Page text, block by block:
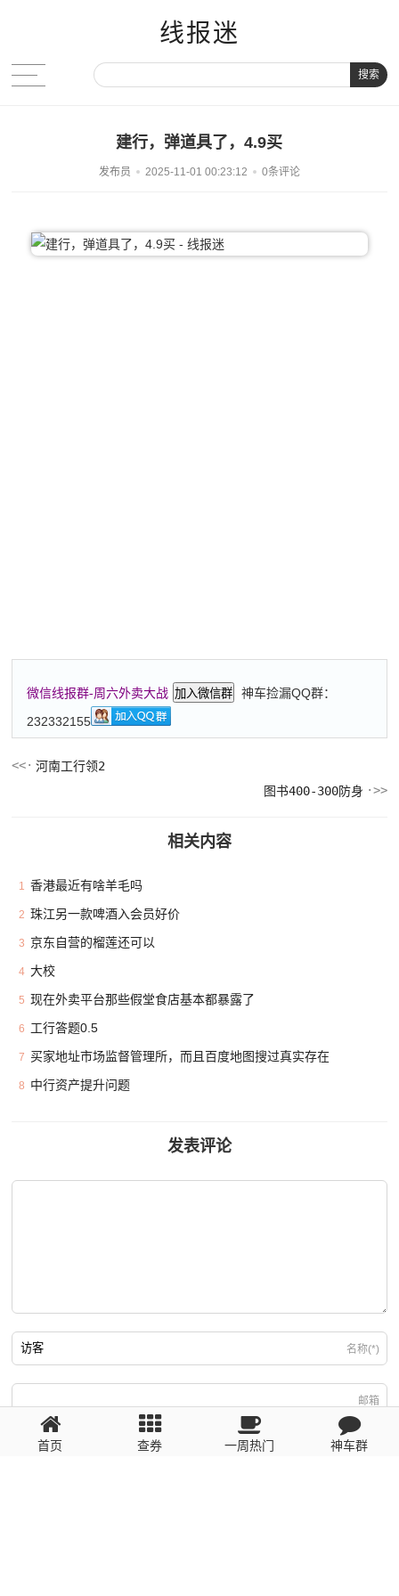
线报迷
搜索
建行，弹道具了，4.9买
发布员 2025-11-01 00:23:12 0条评论
微信线报群-周六外卖大战 加入微信群
神车捡漏QQ群：
232332155
河南工行领2
图书400-300防身
相关内容
1 香港最近有啥羊毛吗
2 珠江另一款啤酒入会员好价
3 京东自营的榴莲还可以
4 大校
5 现在外卖平台那些假堂食店基本都暴露了
6 工行答题0.5
7 买家地址市场监督管理所，而且百度地图搜过真实存在
8 中行资产提升问题
发表评论
名称(*)
邮箱
回复需填写必要信息
首页 查券 一周热门 神车群